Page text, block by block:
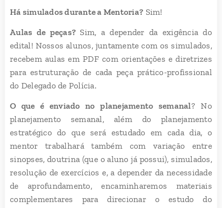
Há simulados durante a Mentoria? Sim!
Aulas de peças? Sim, a depender da exigência do
edital! Nossos alunos, juntamente com os simulados,
recebem aulas em PDF com orientações e diretrizes
para estruturação de cada peça prático-profissional
do Delegado de Polícia.
O que é enviado no planejamento semanal? No
planejamento semanal, além do planejamento
estratégico do que será estudado em cada dia, o
mentor trabalhará também com variação entre
sinopses, doutrina (que o aluno já possui), simulados,
resolução de exercícios e, a depender da necessidade
de aprofundamento, encaminharemos materiais
complementares para direcionar o estudo do